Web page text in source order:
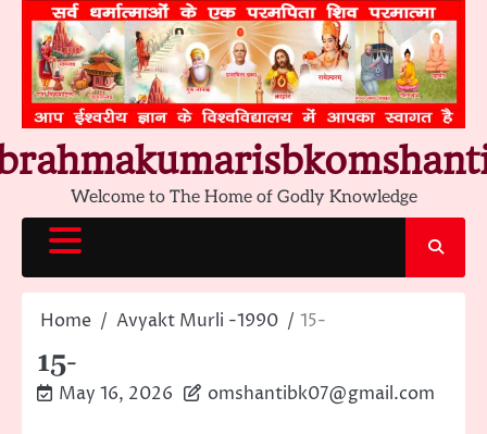
content
Welcome to The Home of Godly Knowledge
Home Avyakt Murli -1990 15-
15-
May 16, 2026 omshantibk07@gmail.com